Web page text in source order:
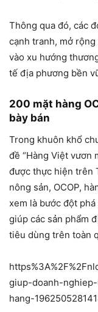
Thông qua đó, các
cạnh tranh, mở
vào xu hướng
tế địa phương bền
200 mặt hàng
bày bán
Trong khuôn khổ
đề “Hàng Việt vươn
được thực hiện trên
nông sản, OCOP,
xem là bước đột
giúp các sản phẩm
tiêu dùng trên toàn
giup-doanh-
hang-